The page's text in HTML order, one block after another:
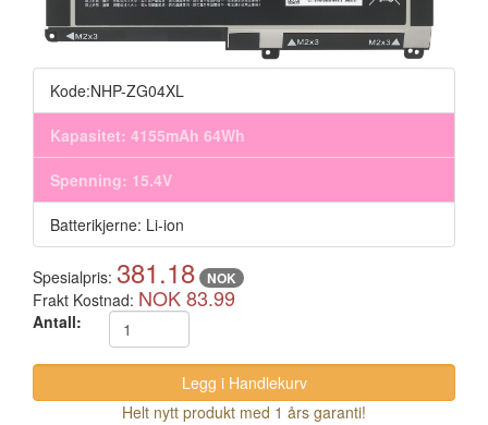
Kode:NHP-ZG04XL
Kapasitet: 4155mAh 64Wh
Spenning: 15.4V
Batterikjerne: Li-ion
Spesialpris: 381.18 NOK
Frakt Kostnad: NOK 83.99
Antall:
Helt nytt produkt med 1 års garanti!